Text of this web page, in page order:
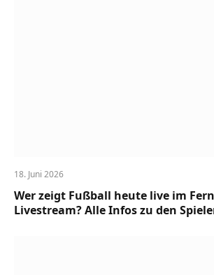
18. Juni 2026
Wer zeigt Fußball heute live im
Livestream? Alle Infos zu den